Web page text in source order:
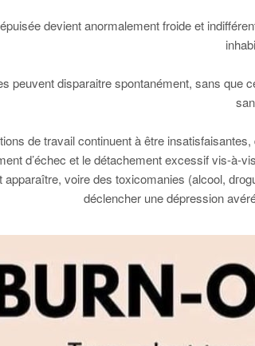
devient anormalement froide et
peuvent disparaitre spontanément, sans que
de travail continuent à être
d’échec et le détachement excessif vis-à-
voire des toxicomanies (alcool,
déclencher une dépression